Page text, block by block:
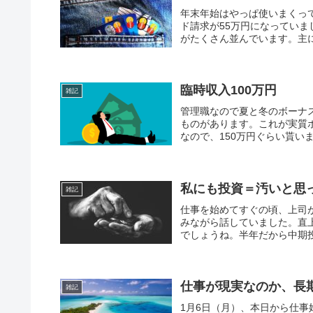
年末年始はやっぱ使いまくっ
ド請求が55万円になってい
がたくさん並んでいます。主
雑記 臨時収入100万円
管理職なので夏と冬のボーナ
ものがあります。これが実
なので、150万円ぐらい貰い
雑記 私にも投資＝汚いと思
仕事を始めてすぐの頃、上司
みながら話していました。直
でしょうね。半年だから中期
雑記 仕事が現実なのか、長
1月6日（月）、本日から仕